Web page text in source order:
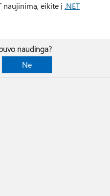
naujinimą, eikite į .NET
naudinga?
Ne